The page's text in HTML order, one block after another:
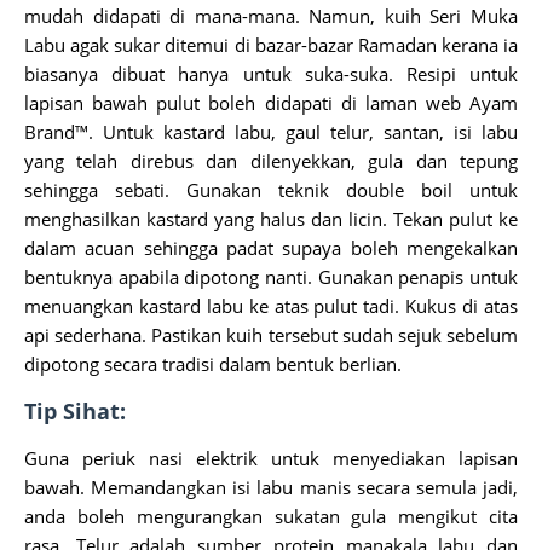
mudah didapati di mana-mana. Namun, kuih Seri Muka
Labu agak sukar ditemui di bazar-bazar Ramadan kerana ia
biasanya dibuat hanya untuk suka-suka. Resipi untuk
lapisan bawah pulut boleh didapati di laman web Ayam
Brand™. Untuk kastard labu, gaul telur, santan, isi labu
yang telah direbus dan dilenyekkan, gula dan tepung
sehingga sebati. Gunakan teknik double boil untuk
menghasilkan kastard yang halus dan licin. Tekan pulut ke
dalam acuan sehingga padat supaya boleh mengekalkan
bentuknya apabila dipotong nanti. Gunakan penapis untuk
menuangkan kastard labu ke atas pulut tadi. Kukus di atas
api sederhana. Pastikan kuih tersebut sudah sejuk sebelum
dipotong secara tradisi dalam bentuk berlian.
Tip Sihat:
Guna periuk nasi elektrik untuk menyediakan lapisan
bawah. Memandangkan isi labu manis secara semula jadi,
anda boleh mengurangkan sukatan gula mengikut cita
rasa. Telur adalah sumber protein manakala labu dan